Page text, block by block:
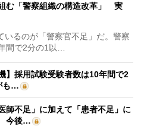
む「警察組織の構造改革」 実
るのが「警察官不足」だ。警察
間で2分の1以…
】採用試験受験者数は10年間で2
も…
師不足」に加えて「患者不足」に
今後…